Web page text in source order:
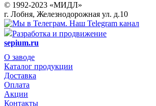
© 1992-2023 «МИДЛ»
г. Лобня, Железнодорожная ул. д.10
Наш Telegram канал
Разработка и продвижение
sepium.ru
О заводе
Каталог продукции
Доставка
Оплата
Акции
Контакты